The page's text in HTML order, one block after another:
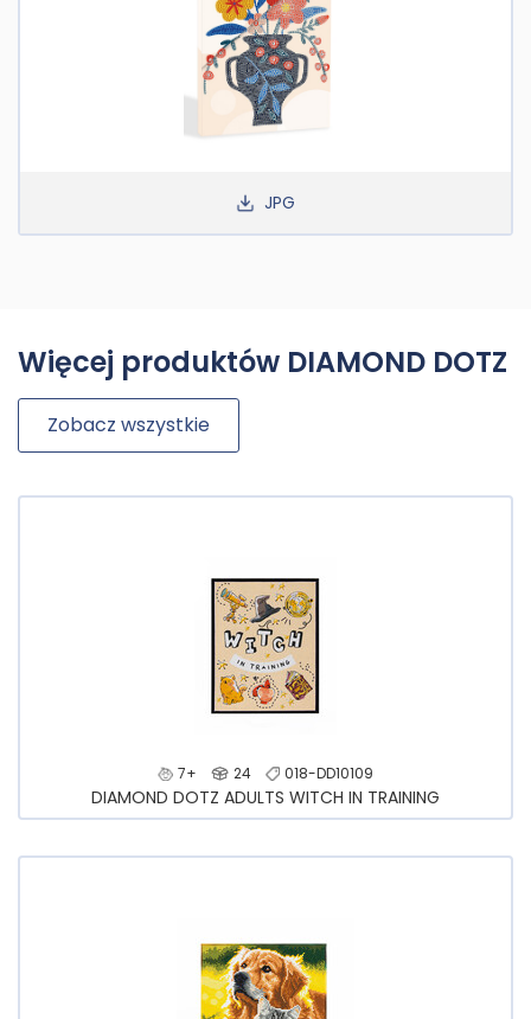
JPG
Więcej produktów DIAMOND DOTZ
Zobacz wszystkie
7+ 24 018-DD10109
DIAMOND DOTZ ADULTS WITCH IN TRAINING